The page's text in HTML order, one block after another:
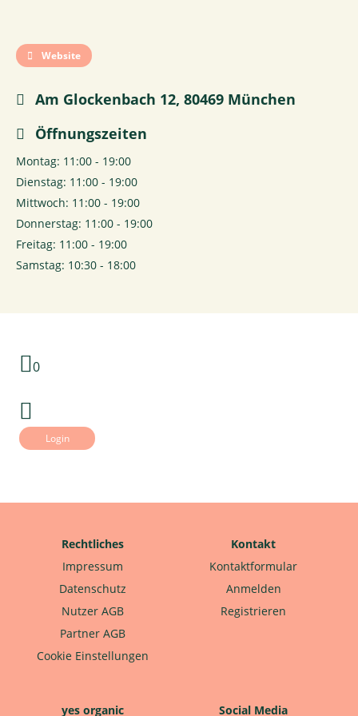
Website
Am Glockenbach 12, 80469 München
Öffnungszeiten
Montag: 11:00 - 19:00
Dienstag: 11:00 - 19:00
Mittwoch: 11:00 - 19:00
Donnerstag: 11:00 - 19:00
Freitag: 11:00 - 19:00
Samstag: 10:30 - 18:00
0
Login
Rechtliches
Impressum
Datenschutz
Nutzer AGB
Partner AGB
Cookie Einstellungen
Kontakt
Kontaktformular
Anmelden
Registrieren
yes organic Social Media